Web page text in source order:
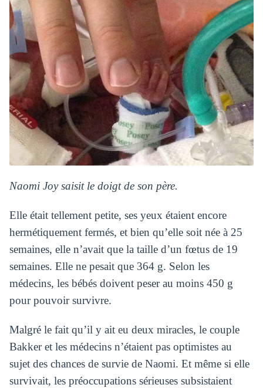
Naomi Joy saisit le doigt de son père.
Elle était tellement petite, ses yeux étaient encore
hermétiquement fermés, et bien qu’elle soit née à 25
semaines, elle n’avait que la taille d’un fœtus de 19
semaines. Elle ne pesait que 364 g. Selon les
médecins, les bébés doivent peser au moins 450 g
pour pouvoir survivre.
Malgré le fait qu’il y ait eu deux miracles, le couple
Bakker et les médecins n’étaient pas optimistes au
sujet des chances de survie de Naomi. Et même si elle
survivait, les préoccupations sérieuses subsistaient